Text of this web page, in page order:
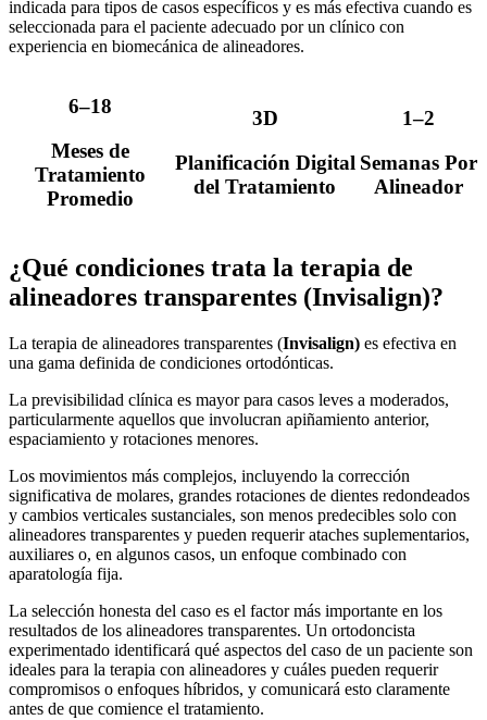
indicada para tipos de casos específicos y es más efectiva cuando es
seleccionada para el paciente adecuado por un clínico con
experiencia en biomecánica de alineadores.
6–18
Meses de
Tratamiento
Promedio
3D
Planificación Digital
del Tratamiento
1–2
Semanas Por
Alineador
¿Qué condiciones trata la terapia de
alineadores transparentes (Invisalign)?
La terapia de alineadores transparentes (Invisalign) es efectiva en
una gama definida de condiciones ortodónticas.
La previsibilidad clínica es mayor para casos leves a moderados,
particularmente aquellos que involucran apiñamiento anterior,
espaciamiento y rotaciones menores.
Los movimientos más complejos, incluyendo la corrección
significativa de molares, grandes rotaciones de dientes redondeados
y cambios verticales sustanciales, son menos predecibles solo con
alineadores transparentes y pueden requerir ataches suplementarios,
auxiliares o, en algunos casos, un enfoque combinado con
aparatología fija.
La selección honesta del caso es el factor más importante en los
resultados de los alineadores transparentes. Un ortodoncista
experimentado identificará qué aspectos del caso de un paciente son
ideales para la terapia con alineadores y cuáles pueden requerir
compromisos o enfoques híbridos, y comunicará esto claramente
antes de que comience el tratamiento.